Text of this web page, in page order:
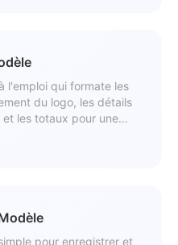
l'emploi qui formate les
du logo, les détails
les totaux pour une
pour enregistrer et